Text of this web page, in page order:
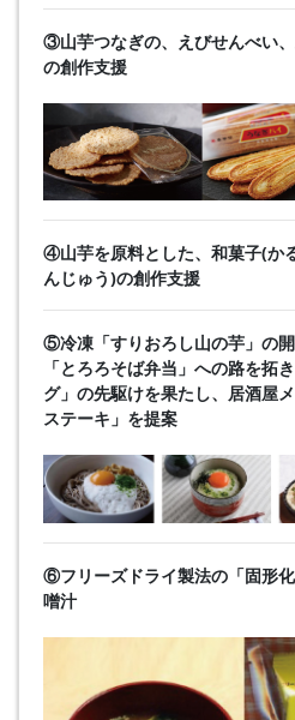
③山芋つなぎの、えびせんべい
の創作支援
④山芋を原料とした、和菓子(か
んじゅう)の創作支援
⑤冷凍「すりおろし山の芋」の
「とろろそば弁当」への路を拓
グ」の先駆けを果たし、居酒屋
ステーキ」を提案
⑥フリーズドライ製法の「固形
噌汁